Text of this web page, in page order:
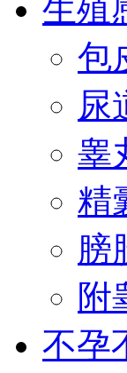
生殖
包
尿
睾
精
膀
附
不孕